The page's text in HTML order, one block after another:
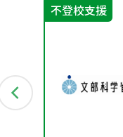
不登校支援